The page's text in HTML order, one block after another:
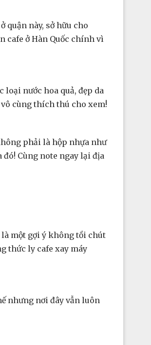
quận này, sở hữu cho
cafe ở Hàn Quốc chính vì
loại nước hoa quả, đẹp da
vô cùng thích thú cho xem!
phải là hộp nhựa như
Cùng note ngay lại địa
một gợi ý không tồi chút
thức ly cafe xay máy
nhưng nơi đây vẫn luôn